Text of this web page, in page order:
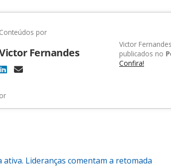
Conteúdos por
Fernandes
Victor
publicados no
Confira!
Lideranças comentam a retomada